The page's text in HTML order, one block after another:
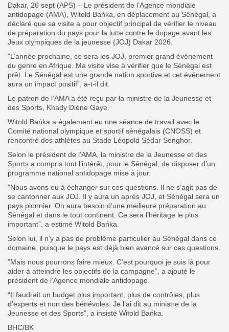
FR
Dakar, 26 sept (APS) – Le président de l’Agence mondiale
antidopage (AMA), Witold Bańka, en déplacement au Sénégal, a
déclaré que sa visite a pour objectif principal de vérifier le niveau
de préparation du pays pour la lutte contre le dopage avant les
Jeux olympiques de la jeunesse (JOJ) Dakar 2026.
”L’année prochaine, ce sera les JOJ, premier grand événement
du genre en Afrique. Ma visite vise à vérifier que le Sénégal est
prêt. Le Sénégal est une grande nation sportive et cet événement
aura un impact positif”, a-t-il dit.
Le patron de l’AMA a été reçu par la ministre de la Jeunesse et
des Sports, Khady Diène Gaye.
Witold Bańka a également eu une séance de travail avec le
Comité national olympique et sportif sénégalais (CNOSS) et
rencontré des athlètes au Stade Léopold Sédar Senghor.
Selon le président de l’AMA, la ministre de la Jeunesse et des
Sports a compris tout l’intérêt, pour le Sénégal, de disposer d’un
programme national antidopage mise à jour.
”Nous avons eu à échanger sur ces questions. Il ne s’agit pas de
se cantonner aux JOJ. Il y aura un après JOJ, et Sénégal sera un
pays pionnier. On aura besoin d’une meilleure préparation au
Sénégal et dans le tout continent. Ce sera l’héritage le plus
important”, a estimé Witold Bańka.
Selon lui, il n’y a pas de problème particulier au Sénégal dans ce
domaine, puisque le pays est déjà bien avancé sur ces questions.
”Mais nous pourrons faire mieux. C’est pourquoi je suis là pour
aider à atteindre les objectifs de la campagne”, a ajouté le
président de l’Agence mondiale antidopage.
“Il faudrait un budget plus important, plus de contrôles, plus
d’experts et non des bénévoles. Je l’ai dit au ministre de la
Jeunesse et des Sports”, a insisté Witold Bańka.
BHC/BK